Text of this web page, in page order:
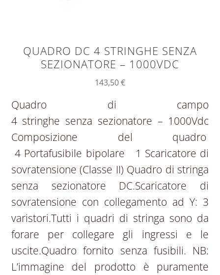
QUADRO DC 4 STRINGHE SENZA
SEZIONATORE – 1000VDC
143,50€
Quadro di campo
4 stringhe senza sezionatore – 1000Vdc
Composizione del quadro
4 Portafusibile bipolare 1 Scaricatore di
sovratensione (Classe II) Quadro di stringa
senza sezionatore DC.Scaricatore di
sovratensione con collegamento ad Y: 3
varistori.Tutti i quadri di stringa sono da
forare per collegare gli ingressi e le
uscite.Quadro fornito senza fusibili. NB:
L’immagine del prodotto è puramente